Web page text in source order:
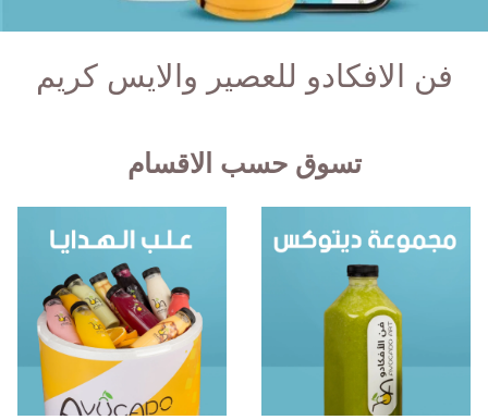
فن الافكادو للعصير والايس كريم
تسوق حسب الاقسام